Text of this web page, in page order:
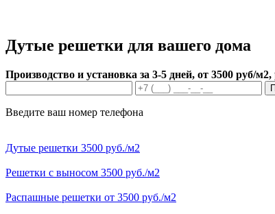
Дутые решетки для вашего дома
Производство и установка за 3-5 дней, от 3500 руб/
Введите ваш номер телефона
Дутые решетки 3500 руб./м2
Решетки с выносом 3500 руб./м2
Распашные решетки от 3500 руб./м2